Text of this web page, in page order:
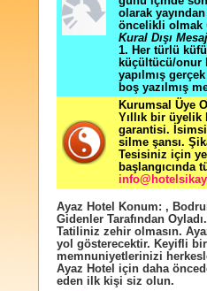
olarak
öncelikli olmak
Kural Dışı
1. Her türlü
küçültücü/onur
yapılmış
boş yazılmış
Kurumsal Üye
Yıllık bir üyelik
garantisi.
silme şansı.
Tesisiniz için
başlangıcında
Ayaz Hotel Konum: ,
Gidenler Tarafından Oyladı
Tatiliniz zehir olmasın.
yol gösterecektir. Keyifli
memnuniyetlerinizi
Ayaz Hotel için daha
eden ilk kişi siz olun.